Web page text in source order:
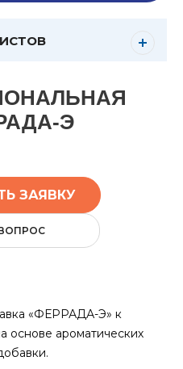
Э
ЗАЯВКУ
«ФЕРРАДА-Э» к
основе ароматических